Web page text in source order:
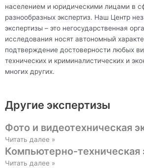
населением и юридическими лицами в
разнообразных экспертиз. Наш Центр
экспертизы – это негосударственная
исследования носят автономный
подтверждение достоверности любых
технических и криминалистических и
многих других.
Другие экспертизы
Фото и видеотехническая
Читать далее »
Компьютерно-техническая
Читать далее »